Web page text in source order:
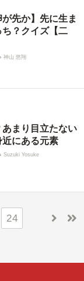
が先か】先に生ま
？クイズ【二
神山 悠翔
まり目立たない
にある元素
Suzuki Yosuke
24